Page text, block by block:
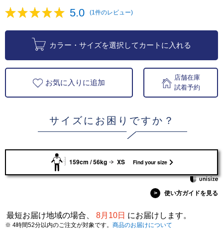
5.0 (1件のレビュー)
カラー・サイズを選択してカートに入れる
お気に入りに追加
店舗在庫
試着予約
サイズにお困りですか？
159cm / 56kg XS Find your size
> 使い方ガイドを見る
最短お届け地域の場合、 8月10日 にお届けします。
※ 4時間52分以内のご注文が対象です。 商品のお届けについて